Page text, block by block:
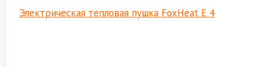
Электрическая тепловая пушка FoxHeat E 4